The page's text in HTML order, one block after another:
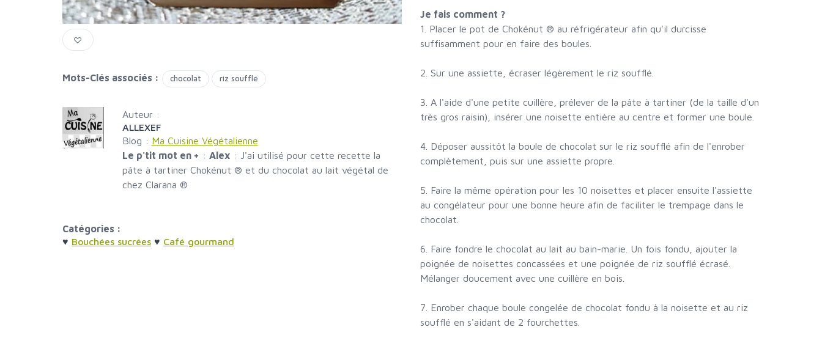
Mots-Clés associés : chocolat riz soufflé
Auteur :
ALLEXEF
Blog : Ma Cuisine Végétalienne
Le p'tit mot en + : Alex : J'ai utilisé pour cette recette la
pâte à tartiner Chokénut ® et du chocolat au lait végétal de
chez Clarana ®
Catégories :
♥ Bouchées sucrées ♥ Café gourmand
Je fais comment ?
1. Placer le pot de Chokénut ® au réfrigérateur afin qu'il durcisse
suffisamment pour en faire des boules.
2. Sur une assiette, écraser légèrement le riz soufflé.
3. A l'aide d'une petite cuillère, prélever de la pâte à tartiner (de la taille d'un
très gros raisin), insérer une noisette entière au centre et former une boule.
4. Déposer aussitôt la boule de chocolat sur le riz soufflé afin de l'enrober
complètement, puis sur une assiette propre.
5. Faire la même opération pour les 10 noisettes et placer ensuite l'assiette
au congélateur pour une bonne heure afin de faciliter le trempage dans le
chocolat.
6. Faire fondre le chocolat au lait au bain-marie. Un fois fondu, ajouter la
poignée de noisettes concassées et une poignée de riz soufflé écrasé.
Mélanger doucement avec une cuillère en bois.
7. Enrober chaque boule congelée de chocolat fondu à la noisette et au riz
soufflé en s'aidant de 2 fourchettes.